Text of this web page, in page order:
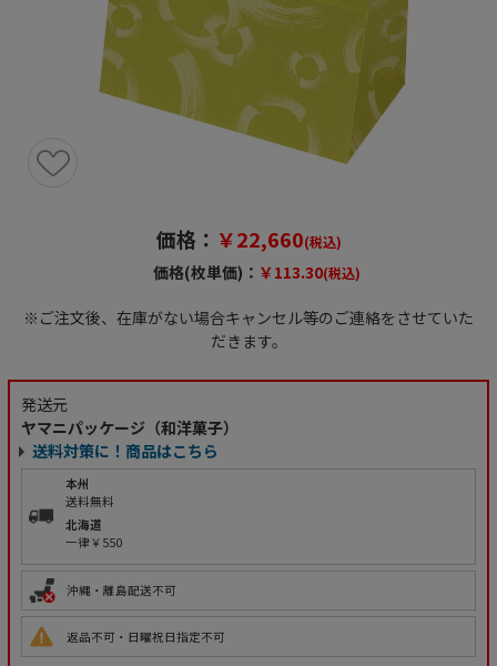
価格： ￥22,660(税込)
価格(枚単価)： ￥113.30(税込)
※ご注文後、在庫がない場合キャンセル等のご連絡をさせていた
だきます。
発送元
ヤマニパッケージ（和洋菓子）
送料対策に！商品はこちら
本州
送料無料
北海道
一律￥550
沖縄・離島配送不可
返品不可・日曜祝日指定不可